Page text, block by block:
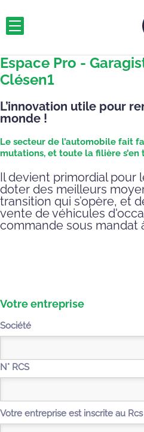
Espace Pro -
Clésen1
L’innovation utile pour
monde !
Le secteur de l’automobile fait
mutations, et toute la filière s’en
Il devient primordial pour
doter des meilleurs
transition qui s’opère, et
vente de véhicules
commande sous mandat
Votre entreprise
Société
N° RCS
Votre entreprise est inscrite au